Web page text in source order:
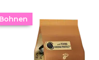
Bohnen